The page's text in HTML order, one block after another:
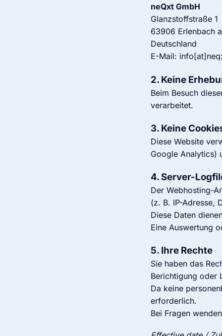
neQxt GmbH
Glanzstoffstraße 1
63906 Erlenbach
Deutschland
E-Mail:
2. Keine
Beim Besuch
verarbeitet.
3. Keine
Diese Website
Google Analytics)
4. Server-
Der Webhosting-
(z. B. IP-Adresse,
Diese Daten
Eine Auswertung
5. Ihre Rechte
Sie haben das
Berichtigung oder
Da keine
erforderlich.
Bei Fragen